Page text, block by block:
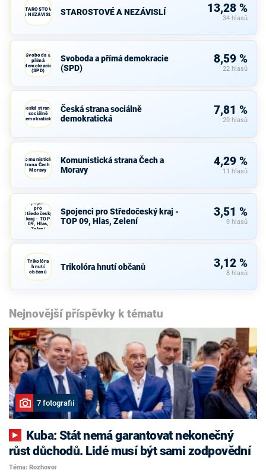
STAROSTOVÉ
A NEZÁVISLÍ
STAROSTOVÉ A NEZÁVISLÍ 13,28 %
34 hlasů
Svoboda a
přímá
demokracie
(SPD)
Svoboda a přímá demokracie
(SPD)
8,59 %
22 hlasů
Česká strana
sociálně
demokratická
Česká strana sociálně
demokratická
7,81 %
20 hlasů
Komunistická
strana Čech a
Moravy
Komunistická strana Čech a
Moravy
4,29 %
11 hlasů
Spojenci
pro
Středočeský
kraj - TOP
09, Hlas,
Zelení
Spojenci pro Středočeský kraj -
TOP 09, Hlas, Zelení
3,51 %
9 hlasů
Trikolóra
hnutí
občanů
Trikolóra hnutí občanů 3,12 %
8 hlasů
Nejnovější příspěvky k tématu
7 fotografií
růst důchodů. Lidé musí být sami zodpovědní
Téma: Rozhovor